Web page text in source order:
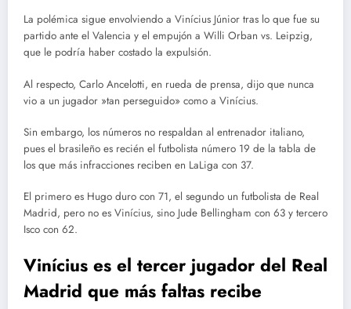
La polémica sigue envolviendo a Vinícius Júnior tras lo que fue su
partido ante el Valencia y el empujón a Willi Orban vs. Leipzig,
que le podría haber costado la expulsión.
Al respecto, Carlo Ancelotti, en rueda de prensa, dijo que nunca
vio a un jugador »tan perseguido» como a Vinícius.
Sin embargo, los números no respaldan al entrenador italiano,
pues el brasileño es recién el futbolista número 19 de la tabla de
los que más infracciones reciben en LaLiga con 37.
El primero es Hugo duro con 71, el segundo un futbolista de Real
Madrid, pero no es Vinícius, sino Jude Bellingham con 63 y tercero
Isco con 62.
Vinícius es el tercer jugador del Real
Madrid que más faltas recibe